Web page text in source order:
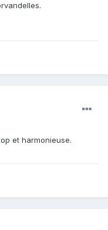
et harmonieuse.